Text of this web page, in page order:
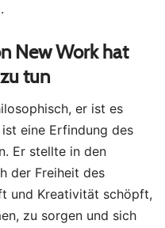
New Work hat
tun
er ist es
eine Erfindung des
Er stellte in den
der Freiheit des
und Kreativität schöpft,
zu sorgen und sich